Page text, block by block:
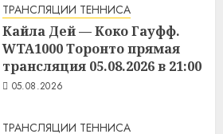
ТРАНСЛЯЦИИ ТЕННИСА
Кайла Дей — Коко Гауфф.
WTA1000 Торонто прямая
трансляция 05.08.2026 в 21:00
05.08.2026
ТРАНСЛЯЦИИ ТЕННИСА